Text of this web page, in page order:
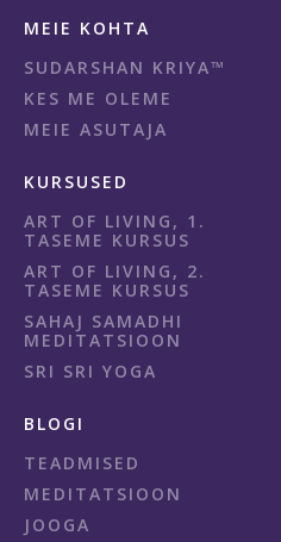
MEIE KOHTA
SUDARSHAN KRIYA™
KES ME OLEME
MEIE ASUTAJA
KURSUSED
ART OF LIVING, 1.
TASEME KURSUS
ART OF LIVING, 2.
TASEME KURSUS
SAHAJ SAMADHI
MEDITATSIOON
SRI SRI YOGA
BLOGI
TEADMISED
MEDITATSIOON
JOOGA